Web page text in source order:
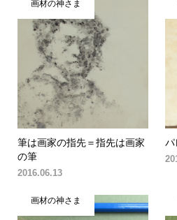
画材の神さま
筆は画家の指先＝指先は画家
の筆
2016.06.13
パ
画材の神さま